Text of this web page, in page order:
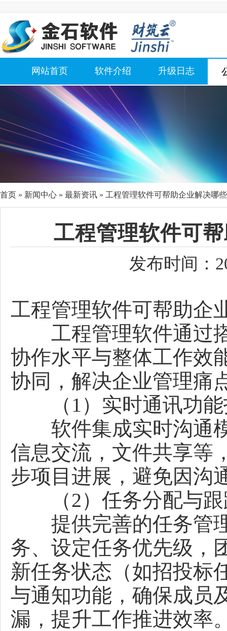
网站首页 软件介绍 升级日志
首页 » 新闻中心 » 最新资讯 » 工程管理软件可帮助企业解决哪
工程管理软件可
发布时间：
工程管理软件可帮助企
工程管理软件通过搭
协作水平与整体工作效
协同，解决企业管理痛
（1）实时通讯功能
软件集成实时沟通模
信息交流，文件共享等
步项目进展，避免因沟
（2）任务分配与跟
提供完善的任务管理
务、设定任务优先级，
新任务状态（如招投标
与通知功能，确保成员
漏，提升工作推进效率